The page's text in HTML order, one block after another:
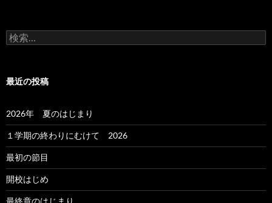
最近の投稿
2026年 夏のはじまり
１学期の終わりにむけて 2026
最初の節目
開校はじめ